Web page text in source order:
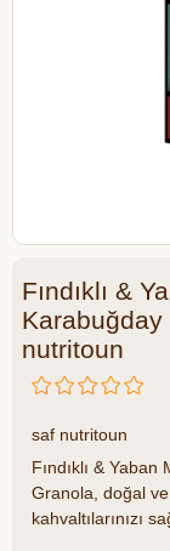
Fındıklı &
nutritoun
saf nutritoun
Fındıklı &
Granola, doğal
kahvaltılarınızı